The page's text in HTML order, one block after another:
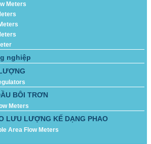
Meters
nghiệp
BÔI TRƠN
Meters
LƯU LƯỢNG KẾ DẠNG PHAO
Area Flow Meters